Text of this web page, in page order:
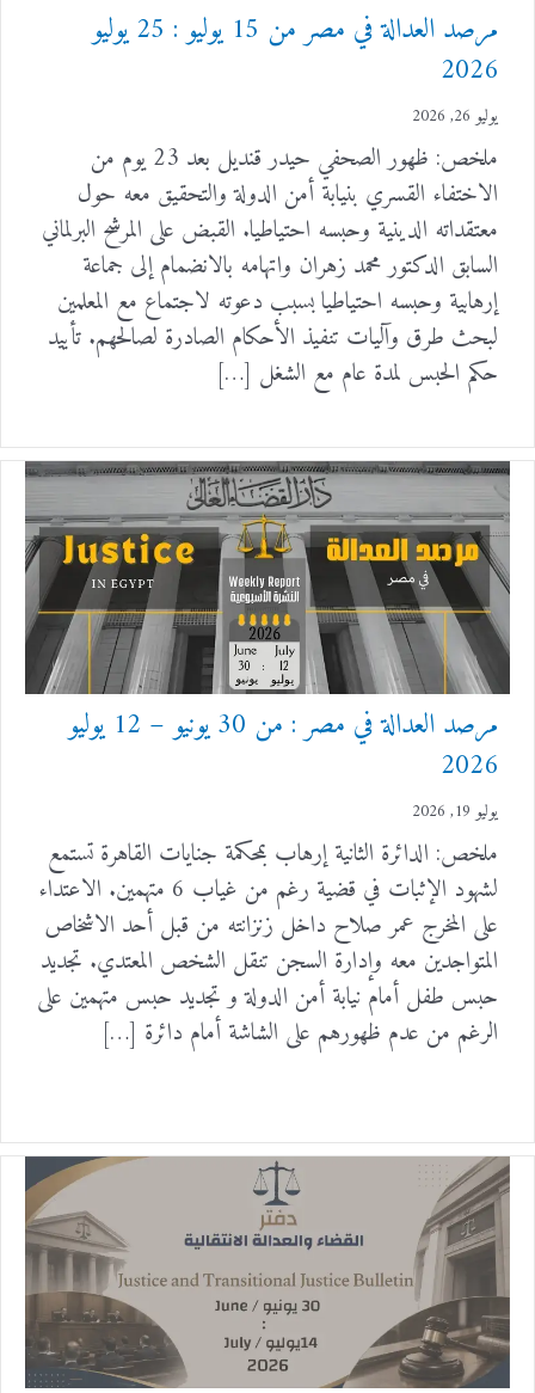
مرصد العدالة في مصر من 15 يوليو : 25 يوليو
2026
يوليو 26, 2026
ملخص: ظهور الصحفي حيدر قنديل بعد 23 يوم من
الاختفاء القسري بنيابة أمن الدولة والتحقيق معه حول
معتقداته الدينية وحبسه احتياطيا. القبض على المرشح البرلماني
السابق الدكتور محمد زهران واتهامه بالانضمام إلى جماعة
إرهابية وحبسه احتياطيا بسبب دعوته لاجتماع مع المعلمين
لبحث طرق وآليات تنفيذ الأحكام الصادرة لصالحهم. تأييد
حكم الحبس لمدة عام مع الشغل […]
مرصد العدالة في مصر : من 30 يونيو – 12 يوليو
2026
يوليو 19, 2026
ملخص: الدائرة الثانية إرهاب بمحكمة جنايات القاهرة تستمع
لشهود الإثبات في قضية رغم من غياب 6 متهمين. الاعتداء
على المخرج عمر صلاح داخل زنزانته من قبل أحد الاشخاص
المتواجدين معه وإدارة السجن تنقل الشخص المعتدي. تجديد
حبس طفل أمام نيابة أمن الدولة و تجديد حبس متهمين على
الرغم من عدم ظهورهم على الشاشة أمام دائرة […]